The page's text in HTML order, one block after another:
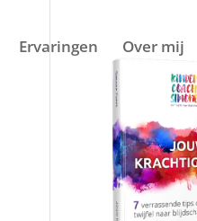
Ervaringen Over mij